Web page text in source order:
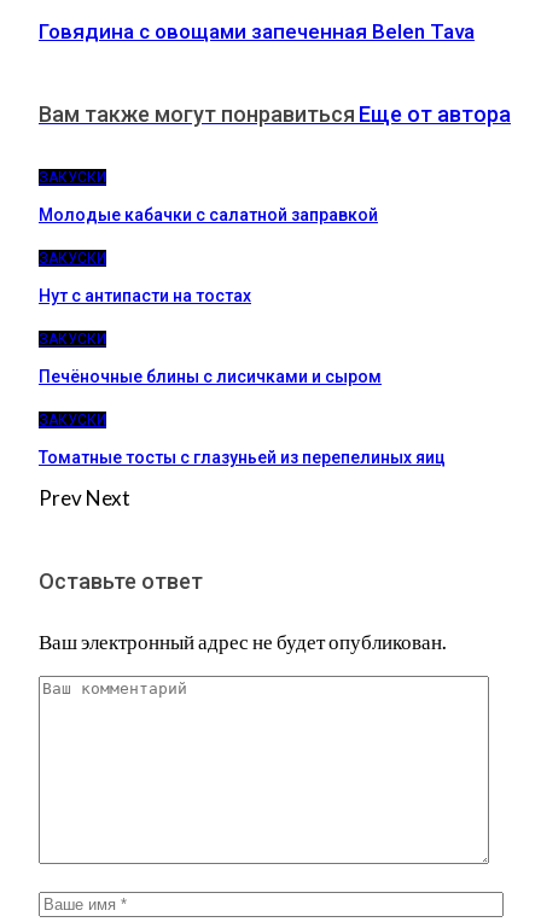
Говядина с овощами запеченная Belen Tava
Вам также могут понравиться Еще от автора
ЗАКУСКИ
Молодые кабачки с салатной заправкой
ЗАКУСКИ
Нут с антипасти на тостах
ЗАКУСКИ
Печёночные блины с лисичками и сыром
ЗАКУСКИ
Томатные тосты с глазуньей из перепелиных яиц
PrevNext
Оставьте ответ
Ваш электронный адрес не будет опубликован.